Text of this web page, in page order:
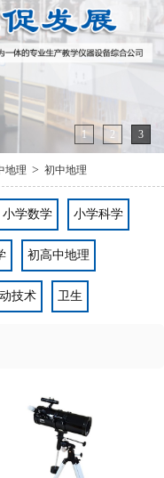
1 2 3
地理 > 初中地理
小学数学 小学科学
初高中地理
技术 卫生